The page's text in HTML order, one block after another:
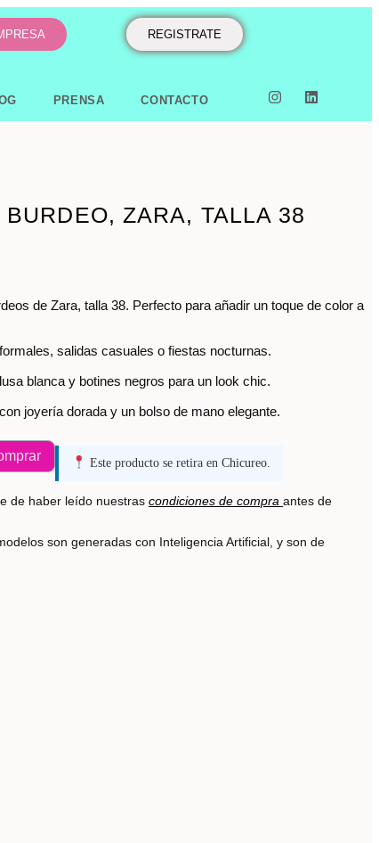
REGISTRATE
PRENSA CONTACTO
BURDEO, ZARA, TALLA 38
de Zara, talla 38. Perfecto para añadir un toque de color a
salidas casuales o fiestas nocturnas.
blanca y botines negros para un look chic.
joyería dorada y un bolso de mano elegante.
Este producto se retira en Chicureo.
de haber leído nuestrascondiciones de compra antes de
son generadas con Inteligencia Artificial, y son de